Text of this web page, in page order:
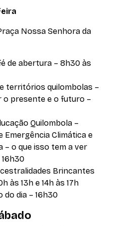
Nossa Senhora da
de abertura – 8h30 às
territórios quilombolas –
o presente e o futuro –
Quilombola –
Climática e
– o que isso tem a ver
16h30
Brincantes
às 13h e 14h às 17h
do dia – 16h30